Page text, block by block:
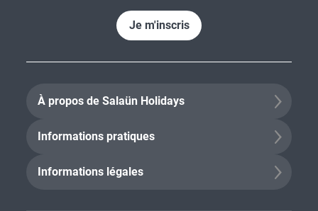
Je m'inscris
À propos de Salaün Holidays
Informations pratiques
Informations légales